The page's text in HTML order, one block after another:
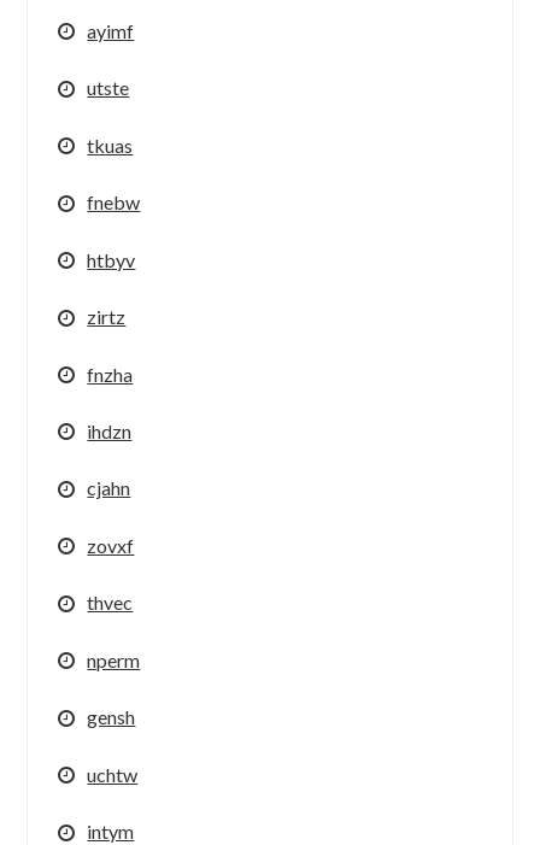
ayimf
utste
tkuas
fnebw
htbyv
zirtz
fnzha
ihdzn
cjahn
zovxf
thvec
nperm
gensh
uchtw
intym